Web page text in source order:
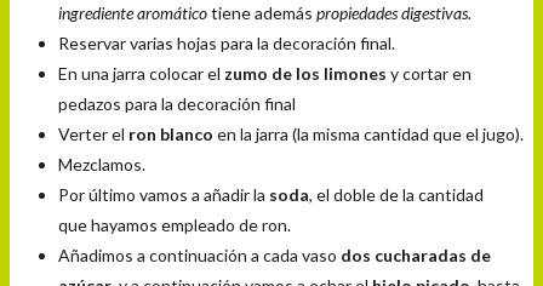
ingrediente aromáticotiene además propiedades digestivas.
Reservar varias hojas para la decoración final.
En una jarra colocar el zumo de los limones y cortar en
pedazos para la decoración final
Verter el ron blanco en la jarra (la misma cantidad que el jugo).
Mezclamos.
Porúltimo vamos a añadirla soda, el doble de la cantidad
que hayamos empleado de ron.
Añadimos a continuación a cada vaso dos cucharadas de